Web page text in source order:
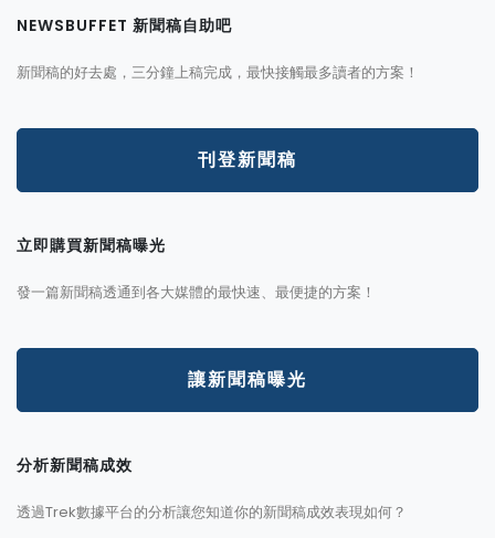
NEWSBUFFET 新聞稿自助吧
新聞稿的好去處，三分鐘上稿完成，最快接觸最多讀者的方案！
刊登新聞稿
立即購買新聞稿曝光
發一篇新聞稿透通到各大媒體的最快速、最便捷的方案！
讓新聞稿曝光
分析新聞稿成效
透過Trek數據平台的分析讓您知道你的新聞稿成效表現如何？